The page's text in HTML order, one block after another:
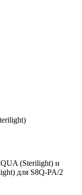
(Sterilight) и
для S8Q-PA/2